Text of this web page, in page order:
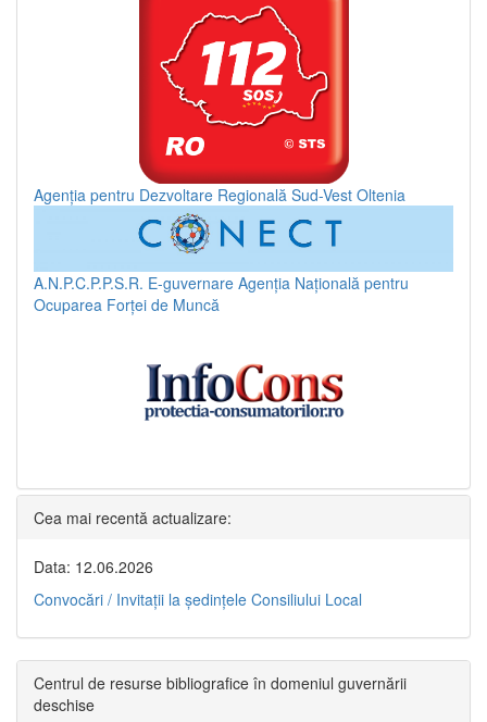
Agenția pentru Dezvoltare Regională Sud-Vest Oltenia
A.N.P.C.P.P.S.R. E-guvernare Agenția Națională pentru
Ocuparea Forței de Muncă
Cea mai recentă actualizare:
Data: 12.06.2026
Convocări / Invitaţii la şedinţele Consiliului Local
Centrul de resurse bibliografice în domeniul guvernării
deschise